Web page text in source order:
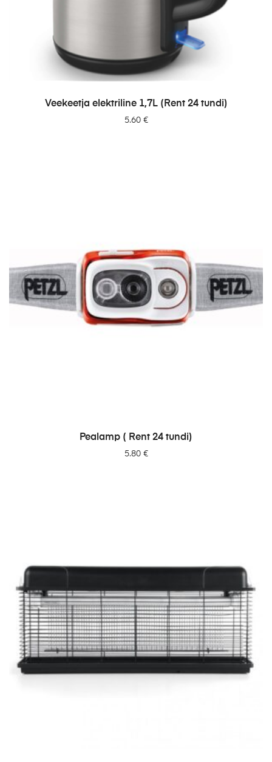
LISA PÄRINGUSSE
Veekeetja elektriline 1,7L (Rent 24 tundi)
5.60 €
LISA PÄRINGUSSE
Pealamp ( Rent 24 tundi)
5.80 €